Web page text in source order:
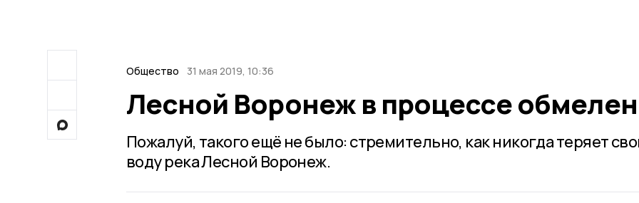
Общество 31 мая 2019, 10:36
Лесной Воронеж в процессе
Пожалуй, такого ещё не было: стремительно, как никогда теряет
воду река Лесной Воронеж.